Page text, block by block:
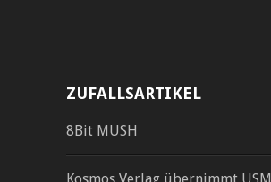
ZUFALLSARTIKEL
8Bit MUSH
Kosmos Verlag übernimmt USM